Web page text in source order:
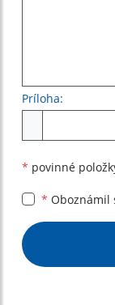
Príloha:
* povinné
* Oboznámil
Google